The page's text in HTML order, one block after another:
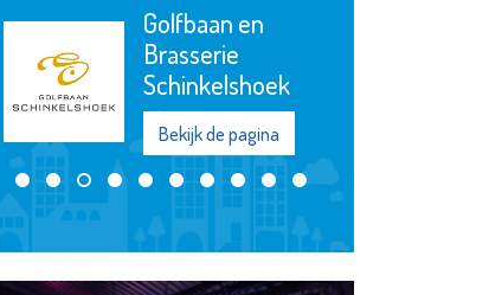
Golfbaan en
Brasserie
Schinkelshoek
Bekijk de pagina